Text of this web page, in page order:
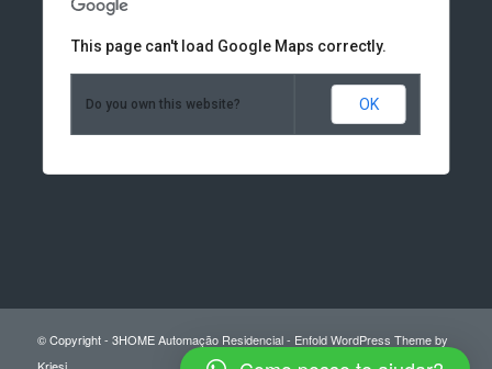
This page can't load Google Maps correctly.
Do you own this website? OK
© Copyright - 3HOME Automação Residencial- Enfold WordPress Theme by
Kriesi